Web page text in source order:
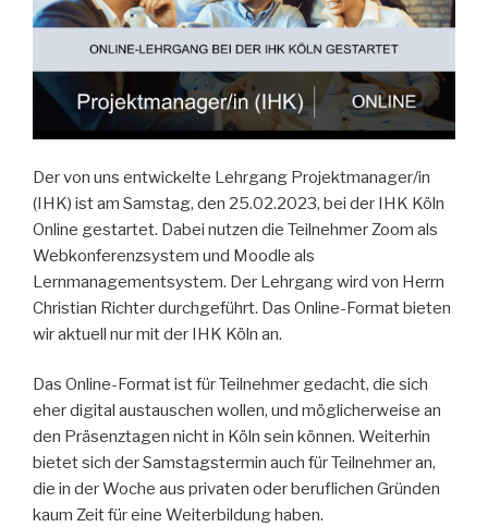
Der von uns entwickelte Lehrgang Projektmanager/in
(IHK) ist am Samstag, den 25.02.2023, bei der IHK Köln
Online gestartet. Dabei nutzen die Teilnehmer Zoom als
Webkonferenzsystem und Moodle als
Lernmanagementsystem. Der Lehrgang wird von Herrn
Christian Richter durchgeführt. Das Online-Format bieten
wir aktuell nur mit der IHK Köln an.
Das Online-Format ist für Teilnehmer gedacht, die sich
eher digital austauschen wollen, und möglicherweise an
den Präsenztagen nicht in Köln sein können. Weiterhin
bietet sich der Samstagstermin auch für Teilnehmer an,
die in der Woche aus privaten oder beruflichen Gründen
kaum Zeit für eine Weiterbildung haben.